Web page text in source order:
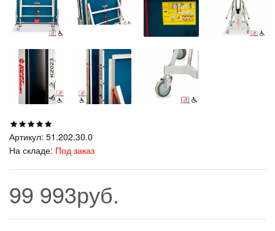
Артикул: 51.202.30.0
На складе: Под заказ
99 993руб.